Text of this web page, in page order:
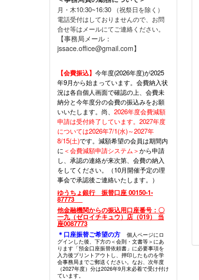
月・木10:30~16:30 （祝祭日を除く）
電話受付はしておりませんので、お問
合せ等はメールにてご連絡ください。
【事務局メール：
jssace.office@gmail.com】
【会費振込】 今年度(2026年度)が2025
年9月から始まっています。会費納入状
況は各自個人画面で確認の上、会費未
納分と今年度分の会費の振込みをお願
いいたします。尚、 2026年度会費減額
申請は受付終了しています。2027年度
については2026年7/1(水)～2027年
8/15(土)です。減額希望の会員は期間内
に ＜会費減額申請システム＞から申請
し、承認の連絡が来次第、会費の納入
をしてください。（10月開催予定の理
事会で承認後ご連絡いたします。）
ゆうちょ銀行 振替口座 00150-1-
87773
他金融機関からの振込用口座番号：〇
一九（ゼロイチキュウ）店（019） 当
座0087773
＊口座振替ご希望の方
個人ページにロ
グインした後、下方の＜会則・文書等＞にあ
ります「預金口座振替依頼書」に必要事項を
入力後プリントアウトし、押印したものを学
会事務局までご郵送ください。なお、次年度
（2027年度）分は2026年9月末必着で受け付け
ています。